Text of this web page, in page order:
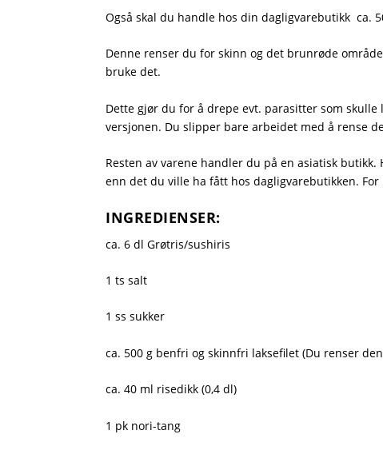
Også skal du handle hos din dagligvarebutikk ca.
Denne renser du for skinn og det brunrøde
bruke det.
Dette gjør du for å drepe evt. parasitter som
versjonen. Du slipper bare arbeidet med å rense
Resten av varene handler du på en asiatisk
enn det du ville ha fått hos dagligvarebutikken.
INGREDIENSER:
ca. 6 dl Grøtris/sushiris
1 ts salt
1 ss sukker
ca. 500 g benfri og skinnfri laksefilet (Du renser
ca. 40 ml risedikk (0,4 dl)
1 pk nori-tang